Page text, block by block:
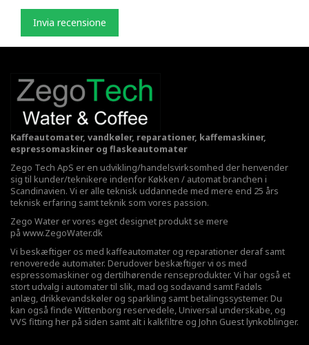
Invia recensione
Kaffeautomater, vandkøler, reparationer, kaffemaskiner,
espressomaskiner og flaskeautomater
Zego Tech ApS er en udvikling/handelsvirksomhed der henvender
sig til kunder/teknikere indenfor Køkken / automat branchen i
Scandinavien. Vi er alle teknisk uddannede med mere end 25 års
teknisk erfaring samt teknik som vores passion.
Zego Water er vores eget designet produkt se mere
på www.ZegoWater.dk
Vi beskæftiger os med kaffeautomater og reparationer deraf samt
renoverede automater. Derudover beskæftiger vi os med
espressomaskiner og dertilhørende renseprodukter. Vi har også et
stort udvalg i automater til slik, mad og sodavand samt Fadøls
anlæg, drikkevandskøler og sparkling samt betalingssystemer. Du
kan også finde Wittenborg reservedele, Universal underskabe, og
VVS fitting her på siden samt alt i kalkfiltre og John Guest lynkoblinger.